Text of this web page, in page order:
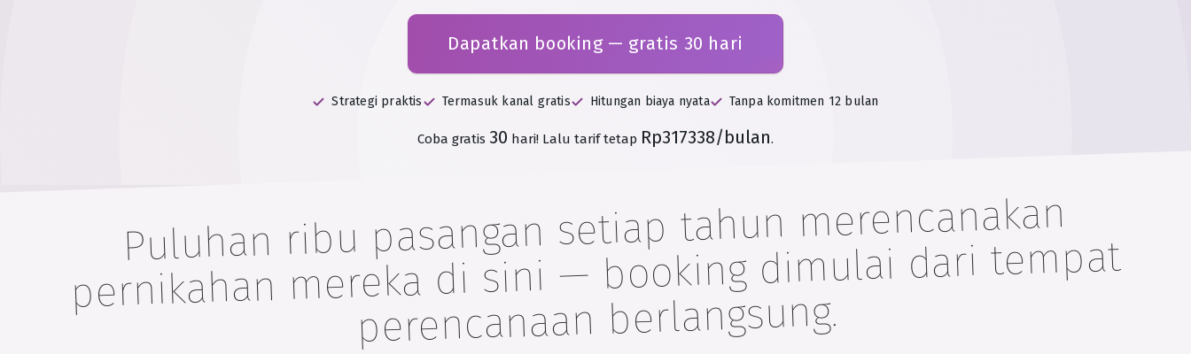
Dapatkan booking — gratis 30 hari
Strategi praktis Termasuk kanal gratis Hitungan biaya nyata Tanpa komitmen 12 bulan
Coba gratis 30 hari! Lalu tarif tetap Rp317338/bulan.
Puluhan ribu pasangan setiap tahun merencanakan
pernikahan mereka di sini — booking dimulai dari tempat
perencanaan berlangsung.